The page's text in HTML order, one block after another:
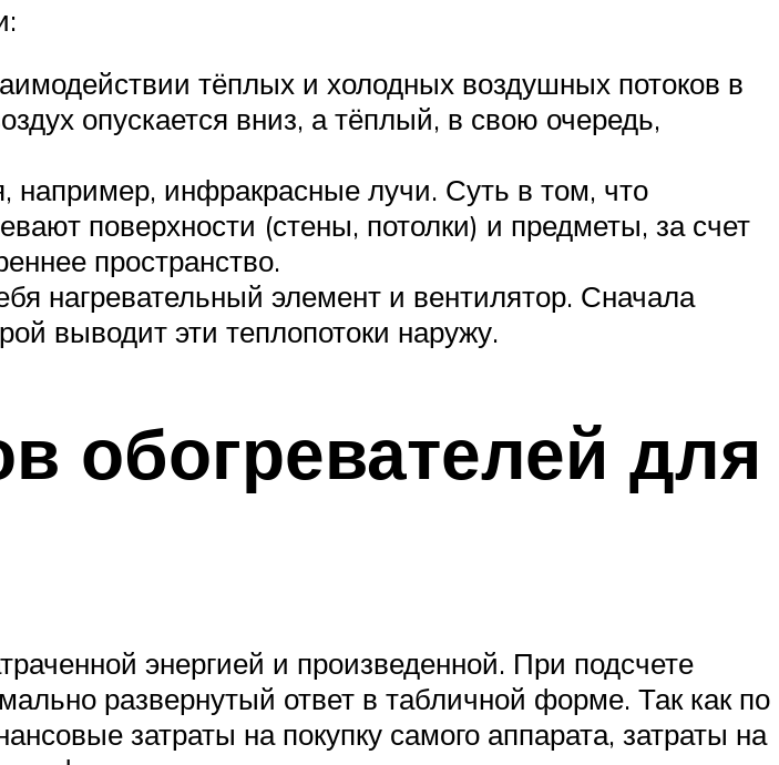
тёплых и холодных воздушных потоков в
опускается вниз, а тёплый, в свою очередь,
например, инфракрасные лучи. Суть в том, что
поверхности (стены, потолки) и предметы, за счет
пространство.
нагревательный элемент и вентилятор. Сначала
выводит эти теплопотоки наружу.
обогревателей для
энергией и произведенной. При подсчете
развернутый ответ в табличной форме. Так как по
затраты на покупку самого аппарата, затраты на